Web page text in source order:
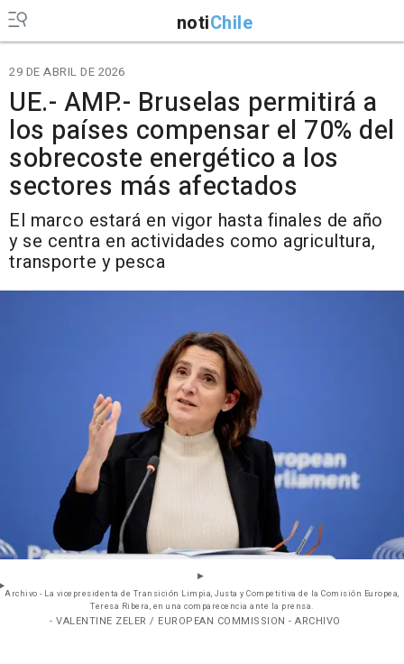
notiChile
29 DE ABRIL DE 2026
UE.- AMP.- Bruselas permitirá a
los países compensar el 70% del
sobrecoste energético a los
sectores más afectados
El marco estará en vigor hasta finales de año
y se centra en actividades como agricultura,
transporte y pesca
Archivo - La vicepresidenta de Transición Limpia, Justa y Competitiva de la Comisión Europea,
Teresa Ribera, en una comparecencia ante la prensa.
- VALENTINE ZELER / EUROPEAN COMMISSION - ARCHIVO